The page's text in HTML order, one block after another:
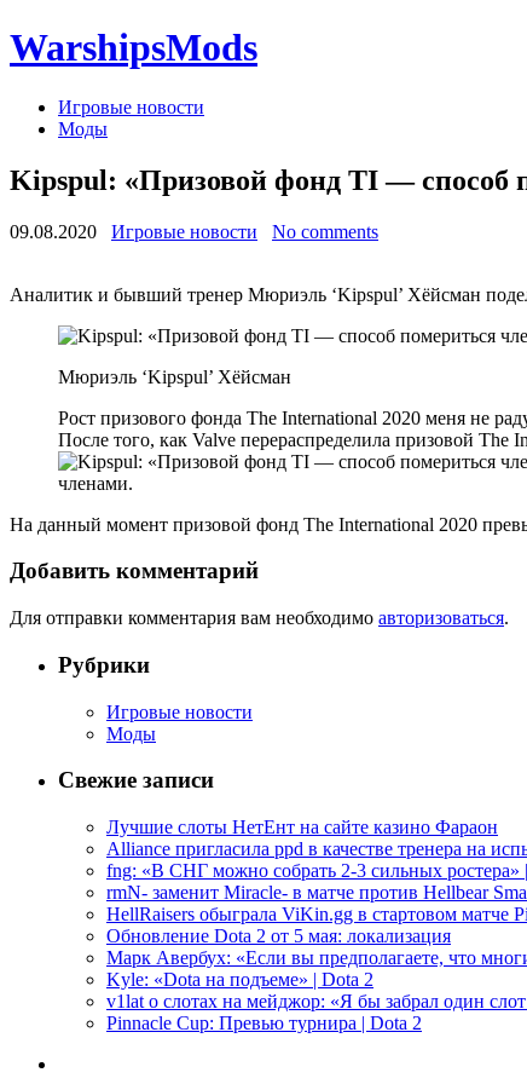
WarshipsMods
Игровые новости
Моды
Kipspul: «Призовой фонд TI — способ
09.08.2020 Игровые новости No comments
Аналитик и бывший тренер Мюриэль ‘Kipspul’ Хёйсман
Мюриэль ‘Kipspul’ Хёйсман
Рост призового фонда The International 2020 меня не
После того, как Valve перераспределила призовой
членами.
На данный момент призовой фонд The International 2020
Добавить комментарий
Для отправки комментария вам необходимо авторизоваться.
Рубрики
Игровые новости
Моды
Свежие записи
Лучшие слоты НетЕнт на сайте казино Фараон
Alliance пригласила ppd в качестве тренера на
fng: «В СНГ можно собрать 2-3 сильных ростера»
rmN- заменит Miracle- в матче против Hellbear
HellRaisers обыграла ViKin.gg в стартовом матче
Обновление Dota 2 от 5 мая: локализация
Марк Авербух: «Если вы предполагаете, что
Kyle: «Dota на подъеме» | Dota 2
v1lat о слотах на мейджор: «Я бы забрал один
Pinnacle Cup: Превью турнира | Dota 2